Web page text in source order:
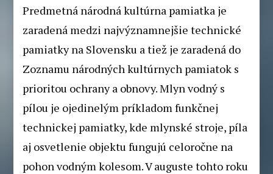
Predmetná národná kultúrna pamiatka je
zaradená medzi najvýznamnejšie technické
pamiatky na Slovensku a tiež je zaradená do
Zoznamu národných kultúrnych pamiatok s
prioritou ochrany a obnovy. Mlyn vodný s
pílou je ojedinelým príkladom funkčnej
technickej pamiatky, kde mlynské stroje, píla
aj osvetlenie objektu fungujú celoročne na
pohon vodným kolesom. V auguste tohto roku